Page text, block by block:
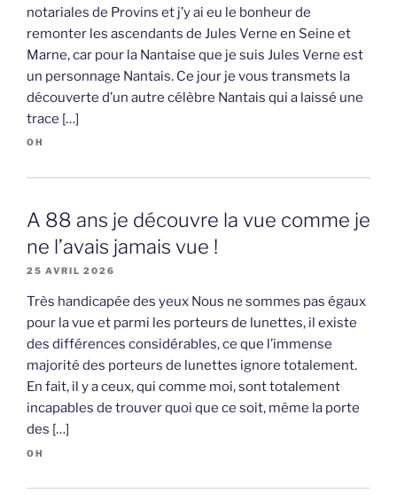
notariales de Provins et j’y ai eu le bonheur de
remonter les ascendants de Jules Verne en Seine et
Marne, car pour la Nantaise que je suis Jules Verne est
un personnage Nantais. Ce jour je vous transmets la
découverte d’un autre célèbre Nantais qui a laissé une
trace […]
OH
A 88 ans je découvre la vue comme je
ne l’avais jamais vue !
25 AVRIL 2026
Très handicapée des yeux Nous ne sommes pas égaux
pour la vue et parmi les porteurs de lunettes, il existe
des différences considérables, ce que l’immense
majorité des porteurs de lunettes ignore totalement.
En fait, il y a ceux, qui comme moi, sont totalement
incapables de trouver quoi que ce soit, même la porte
des […]
OH